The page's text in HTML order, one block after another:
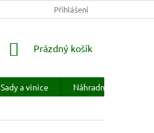
PRODÁVANÉ ZNAČKY
Přihlášení
NÁKUPNÍ
Prázdný košík
Sady a vinice Náhradní díly